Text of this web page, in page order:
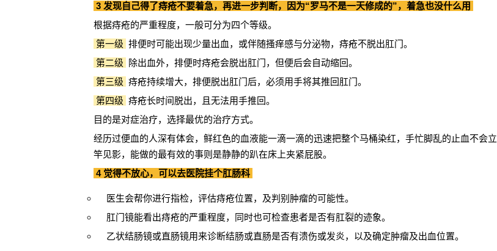
3 发现自己得了痔疮不要着急，再进一步判断，因为“罗马不是一天修成的”，着急也没什么用
根据痔疮的严重程度，一般可分为四个等级。
第一级 排便时可能出现少量出血，或伴随搔痒感与分泌物，痔疮不脱出肛门。
第二级
除出血外，排便时痔疮会脱出肛门，但便后会自动缩回。
第三级 痔疮持续增大，排便脱出肛门后，必须用手将其推回肛门。
第四级 痔疮长时间脱出，且无法用手推回。
目的是对症治疗，选择最优的治疗方式。
经历过便血的人深有体会，鲜红色的血液能一滴一滴的迅速把整个马桶染红，手忙脚乱的止血不会立
竿见影，能做的最有效的事则是静静的趴在床上夹紧屁股。
4 觉得不放心，可以去医院挂个肛肠科
医生会帮你进行指检，评估痔疮位置，及判别肿瘤的可能性。
肛门镜能看出痔疮的严重程度，同时也可检查患者是否有肛裂的迹象。
乙状结肠镜或直肠镜用来诊断结肠或直肠是否有溃伤或发炎，以及确定肿瘤及出血位置。